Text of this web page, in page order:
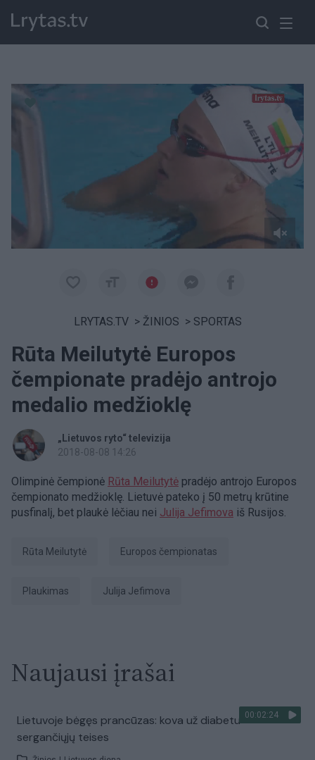
LRYTAS.TV > ŽINIOS > SPORTAS
Rūta Meilutytė Europos
čempionate pradėjo antrojo
medalio medžioklę
„Lietuvos ryto“ televizija
2018-08-08 14:26
Olimpinė čempionė Rūta Meilutytė pradėjo antrojo Europos
čempionato medžioklę. Lietuvė pateko į 50 metrų krūtine
pusfinalį, bet plaukė lėčiau nei Julija Jefimova iš Rusijos.
Rūta Meilutytė Europos čempionatas
Plaukimas Julija Jefimova
Naujausi įrašai
00:02:24
Lietuvoje bėgęs prancūzas: kova už diabetu
sergančiųjų teises